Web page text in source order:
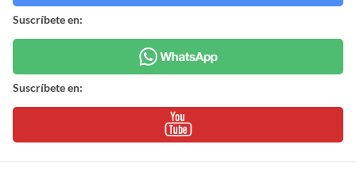
Suscríbete en:
Suscríbete en: